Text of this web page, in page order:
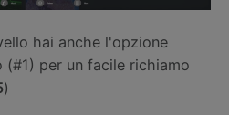
hai anche l'opzione
(#1) per un facile richiamo
)